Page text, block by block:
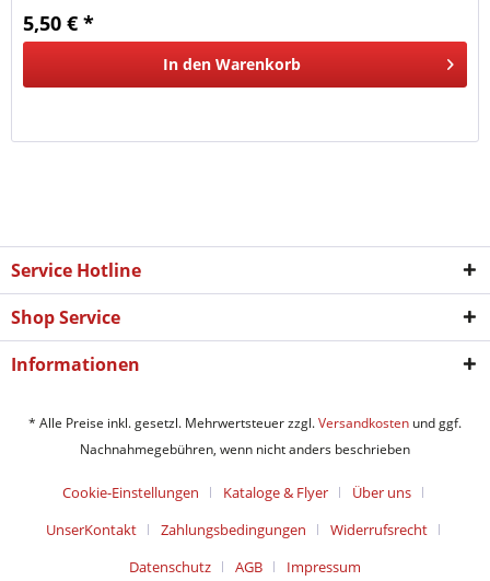
5,50 € *
In den Warenkorb
Service Hotline
Shop Service
Informationen
* Alle Preise inkl. gesetzl. Mehrwertsteuer zzgl.Versandkosten und ggf.
Nachnahmegebühren, wenn nicht anders beschrieben
Cookie-Einstellungen Kataloge & Flyer
Über uns
UnserKontakt
Zahlungsbedingungen
Widerrufsrecht
Datenschutz
AGB
Impressum